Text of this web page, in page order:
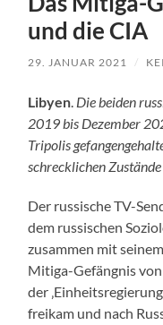
und die CIA
29. JANUAR 2021 /
Libyen. Die beiden
2019 bis Dezember
Tripolis
schrecklichen
Der russische TV-
dem russischen
zusammen mit
Mitiga-Gefängnis
der
freikam und nach